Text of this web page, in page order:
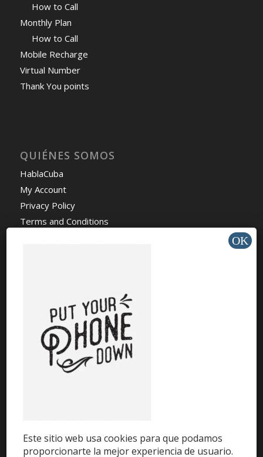
How to Call
Monthly Plan
How to Call
Mobile Recharge
Virtual Number
Thank You points
QUIÉNES SOMOS
HablaCuba
My Account
Privacy Policy
Terms and Conditions
AYUDA Y SOPORTE
Help Center
Get Offers »
Este sitio web usa cookies para que podamos
proporcionarte la mejor experiencia de usuario.